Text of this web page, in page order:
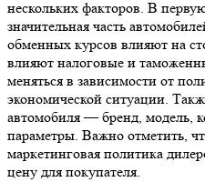
нескольких факторов. В
значительная часть
обменных курсов влияют на
влияют налоговые и
меняться в зависимости от
экономической ситуации.
автомобиля — бренд, модель,
параметры. Важно отметить,
маркетинговая политика
цену для покупателя.